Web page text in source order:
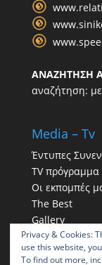
ΑΝΑΖΗΤΗΣΗ
αναζήτηση: με
Media – Tv
Έντυπες
TV πρόγραμμα
Οι εκπομπές
The Best
Gallery
Η παρουσία
Privacy & Cookies:
use this website,
To find out more,